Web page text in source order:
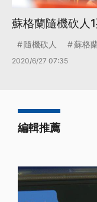
蘇格蘭隨機砍人
隨機砍人 蘇格
2020/6/27 07:35
編輯推薦